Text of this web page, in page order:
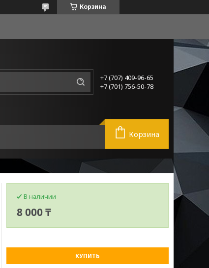
Корзина
+7 (707) 409-96-65
+7 (701) 756-50-78
Корзина
В наличии
8 000 ₸
КУПИТЬ